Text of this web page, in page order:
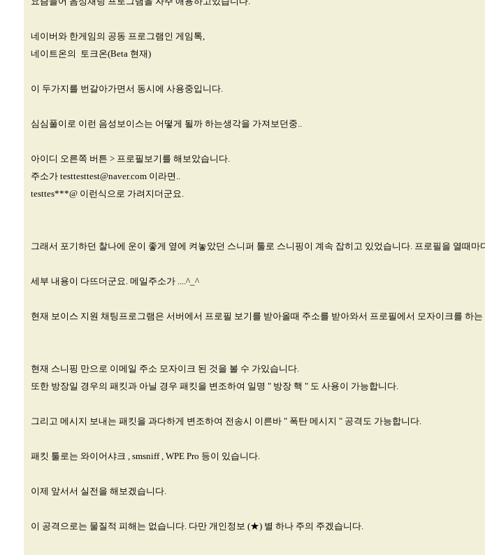
네이버와 한게임의 공동 프로그램인 게임톡,
네이트온의 토크온(Beta 현재)
이 두가지를 번갈아가면서 동시에 사용중입니다.
심심풀이로 이런 음성보이스는 어떻게 될까 하는생각을 가져보던중..
아이디 오른쪽 버튼 > 프로필보기를 해보았습니다.
주소가 testtesttest@naver.com 이라면..
testtes***@ 이런식으로 가려지더군요.
그래서 포기하던 찰나에 운이 좋게 옆에 켜놓았던 스니퍼 툴로 스니핑이 계속 잡히고 있었습니다. 프로필을 열때
세부 내용이 다뜨더군요. 메일주소가 ....^_^
현재 보이스 지원 채팅프로그램은 서버에서 프로필 보기를 받아올때 주소를 받아와서 프로필에서 모자이크를 하
현재 스니핑 만으로 이메일 주소 모자이크 된 것을 볼 수 가있습니다.
또한 방장일 경우의 패킷과 아닐 경우 패킷을 변조하여 일명 " 방장 핵 " 도 사용이 가능합니다.
그리고 메시지 보내는 패킷을 과다하게 변조하여 전송시 이른바 " 폭탄 메시지 " 공격도 가능합니다.
패킷 툴로는 와이어샤크 , smsniff , WPE Pro 등이 있습니다.
이제 앞서서 실전을 해보겠습니다.
이 공격으로는 물질적 피해는 없습니다. 다만 개인정보 (★) 별 하나 주의 주겠습니다.